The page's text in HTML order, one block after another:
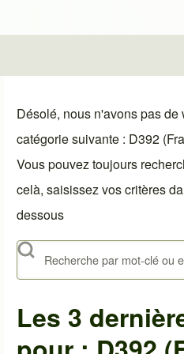
Désolé, nous n'avons pas
catégorie suivante : D392
Vous pouvez toujours
celà, saisissez vos critères
dessous
Rechercher
Les 3